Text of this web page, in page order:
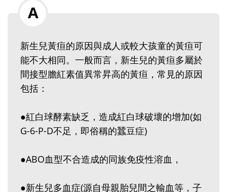
新生兒黃疸的原因與成人或較大孩童的黃疸可
能不大相同。一般而言，新生兒的黃疸多屬於
間接型膽紅素值異常昇高的黃疸，常見的原因
包括：
●紅白球酵素缺乏，造成紅白球破壞的增加(如
G-6-P-D不足，即俗稱的蠶豆症)
●ABO血型不合造成的同族免疫性溶血，
●新生兒多血症(源自母親胎兒間之輸血等，子